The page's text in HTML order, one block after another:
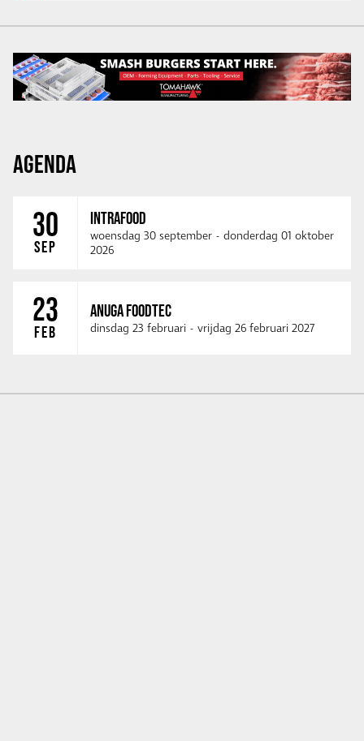
AGENDA
30
SEP
INTRAFOOD
woensdag 30 september - donderdag 01 oktober
2026
23
FEB
ANUGA FOODTEC
dinsdag 23 februari - vrijdag 26 februari 2027